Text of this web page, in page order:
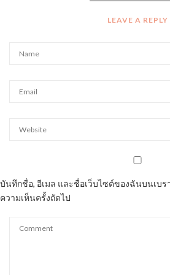
LEAVE A REPLY
บันทึกชื่อ, อีเมล และชื่อเว็บไซต์ของฉันบนเบร
ความเห็นครั้งถัดไป